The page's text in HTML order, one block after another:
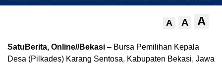
A A A
SatuBerita, Online//Bekasi – Bursa Pemilihan Kepala
Desa (Pilkades) Karang Sentosa, Kabupaten Bekasi, Jawa